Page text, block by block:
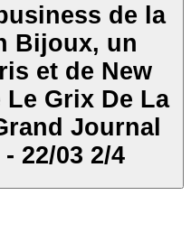
de la
Bijoux, un
et de New
Grix De La
Journal
22/03 2/4